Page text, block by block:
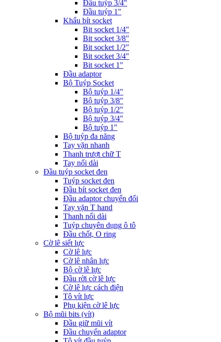
Đầu tuýp 3/4"
Đầu tuýp 1"
Khẩu bít socket
Bit socket 1/4"
Bit socket 3/8"
Bit socket 1/2"
Bit socket 3/4"
Bit socket 1"
Đầu adaptor
Bộ Tuýp Socket
Bộ tuýp 1/4"
Bộ tuýp 3/8"
Bộ tuýp 1/2"
Bộ tuýp 3/4"
Bộ tuýp 1"
Bộ tuýp đa năng
Tay vặn nhanh
Thanh trượt chữ T
Tay nối dài
Đầu tuýp socket đen
Tuýp socket đen
Đầu bít socket đen
Đầu adaptor chuyển đổi
Tay vặn T hand
Thanh nối dài
Tuýp chuyên dụng ô tô
Đầu chốt, O ring
Cờ lê siết lực
Cờ lê lực
Cờ lê nhân lực
Bộ cờ lê lực
Đầu rời cờ lê lực
Cờ lê lực cách điện
Tô vít lực
Phụ kiện cờ lê lực
Bộ mũi bits (vít)
Đầu giữ mũi vít
Đầu chuyển adaptor